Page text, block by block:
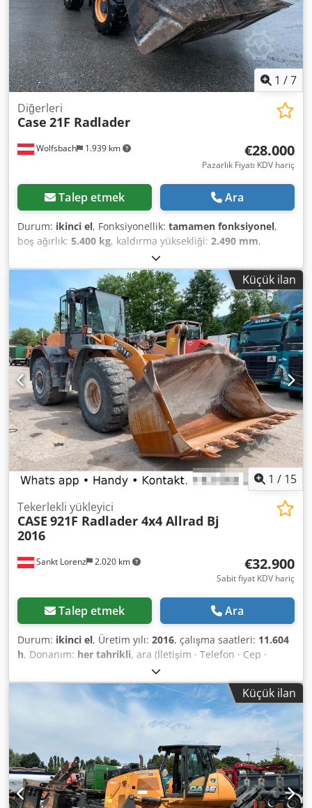
1 /7
Wolfsbach 1.939 km
Diğerleri
Case 21F Radlader
€28.000
Pazarlık Fiyatı KDV hariç
Talep etmek Ara
Durum: ikinci el, Fonksiyonellik: tamamen fonksiyonel,
boş ağırlık: 5.400 kg, kaldırma yüksekliği: 2.490 mm,
, çalışma saatleri:
5.550 mm, inşaat yüksekliği:2.500 mm, çekiş tipi:Diesel
, inşaat genişliği:1.950 mm, Diğer Hız Sınıfı: 25
Chsdpfx Agowlxgajusa Teknik Durum: normal Akü Durumu:
Küçük ilan
1 / 15
Sankt Lorenz 2.020 km
Tekerlekli yükleyici
CASE 921F Radlader 4x4 Allrad Bj
2016
€32.900
Sabit fiyat KDV hariç
Talep etmek Ara
Durum: ikinci el, Üretim yılı: 2016, çalışma saatleri: 11.604
h, Donanım: her tahrikli, ara (İletişim · Telefon · Cep ·
WhatsApp) * Case 921F yükleyici 4x4 dört çeker * Isıtma /
Klima * Model yılı: 2016 * Şasi No: FNH921F1NGHE12139 *
Kw: 190 * Boş ağırlık: 19.680 kg * Toplam ağırlık: 21.600 kg
* Saat: 11.604 * 3 adet mevcut * Fiyat bilgi üzerine
Chodpjkq Amfefx Aguoa * Tüm bilgiler taahhütsüzdür
Küçük ilan